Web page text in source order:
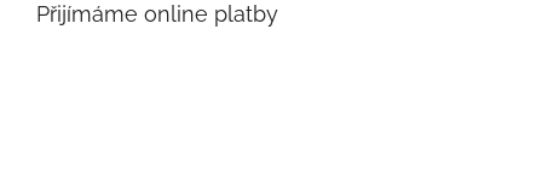
Přijímáme online platby